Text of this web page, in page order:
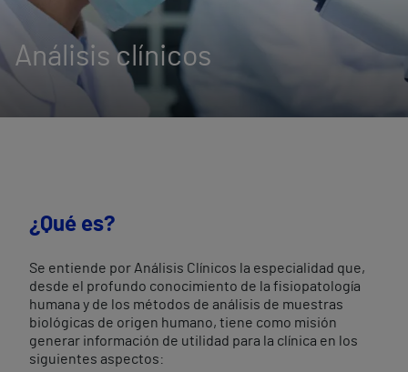
Análisis clínicos
¿Qué es?
Se entiende por Análisis Clínicos la especialidad que,
desde el profundo conocimiento de la fisiopatología
humana y de los métodos de análisis de muestras
biológicas de origen humano, tiene como misión
generar información de utilidad para la clínica en los
siguientes aspectos: